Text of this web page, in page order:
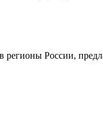
регионы России,